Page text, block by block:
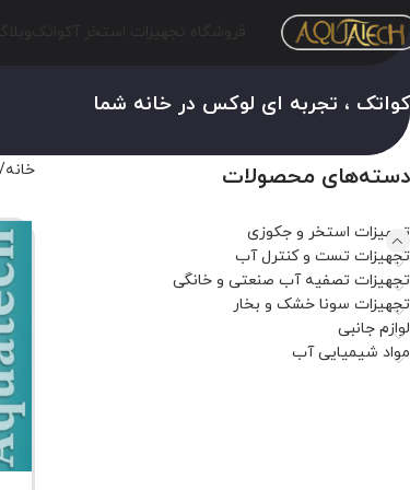
، تجربه ای لوکس در خانه شما
دسته‌های محصولات
تجهیزات استخر و جکوزی
تجهیزات تست و کنترل آب
تجهیزات تصفیه آب صنعتی و خانگی
تجهیزات سونا خشک و بخار
لوازم جانبی
مواد شیمیایی آب
خانه